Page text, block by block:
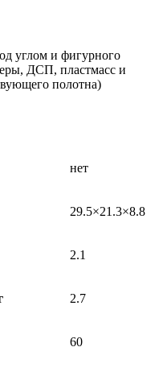
углом и фигурного
ДСП, пластмасс и
полотна)
нет
29.5×21.3×8.8
2.1
2.7
60